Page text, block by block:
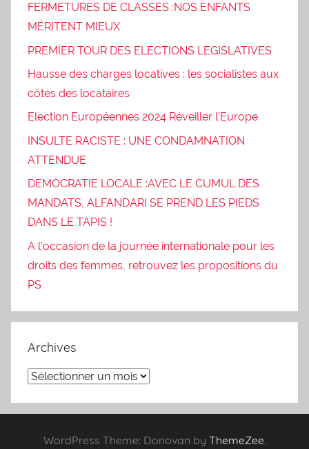
FERMETURES DE CLASSES :NOS ENFANTS
MÉRITENT MIEUX
PREMIER TOUR DES ELECTIONS LEGISLATIVES
Hausse des charges locatives : les socialistes aux
côtés des locataires
Election Européennes 2024 Réveiller l’Europe
INSULTE RACISTE : UNE CONDAMNATION
ATTENDUE
DEMOCRATIE LOCALE :AVEC LE CUMUL DES
MANDATS, ALFANDARI SE PREND LES PIEDS
DANS LE TAPIS !
A l’occasion de la journée internationale pour les
droits des femmes, retrouvez les propositions du
PS
Archives
Archives
WordPress Theme: Donovan by ThemeZee.